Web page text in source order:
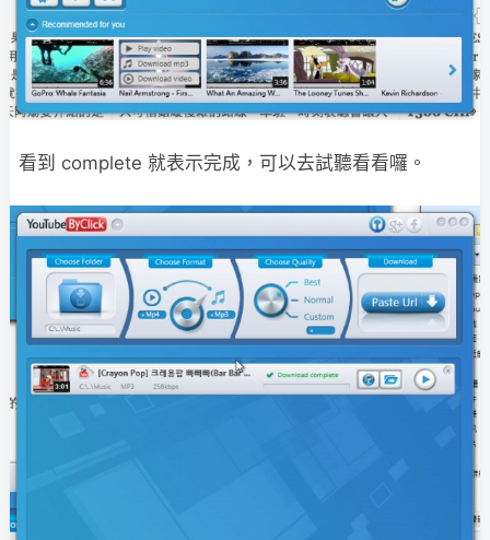
看到 complete 就表示完成，可以去試聽看看囉。